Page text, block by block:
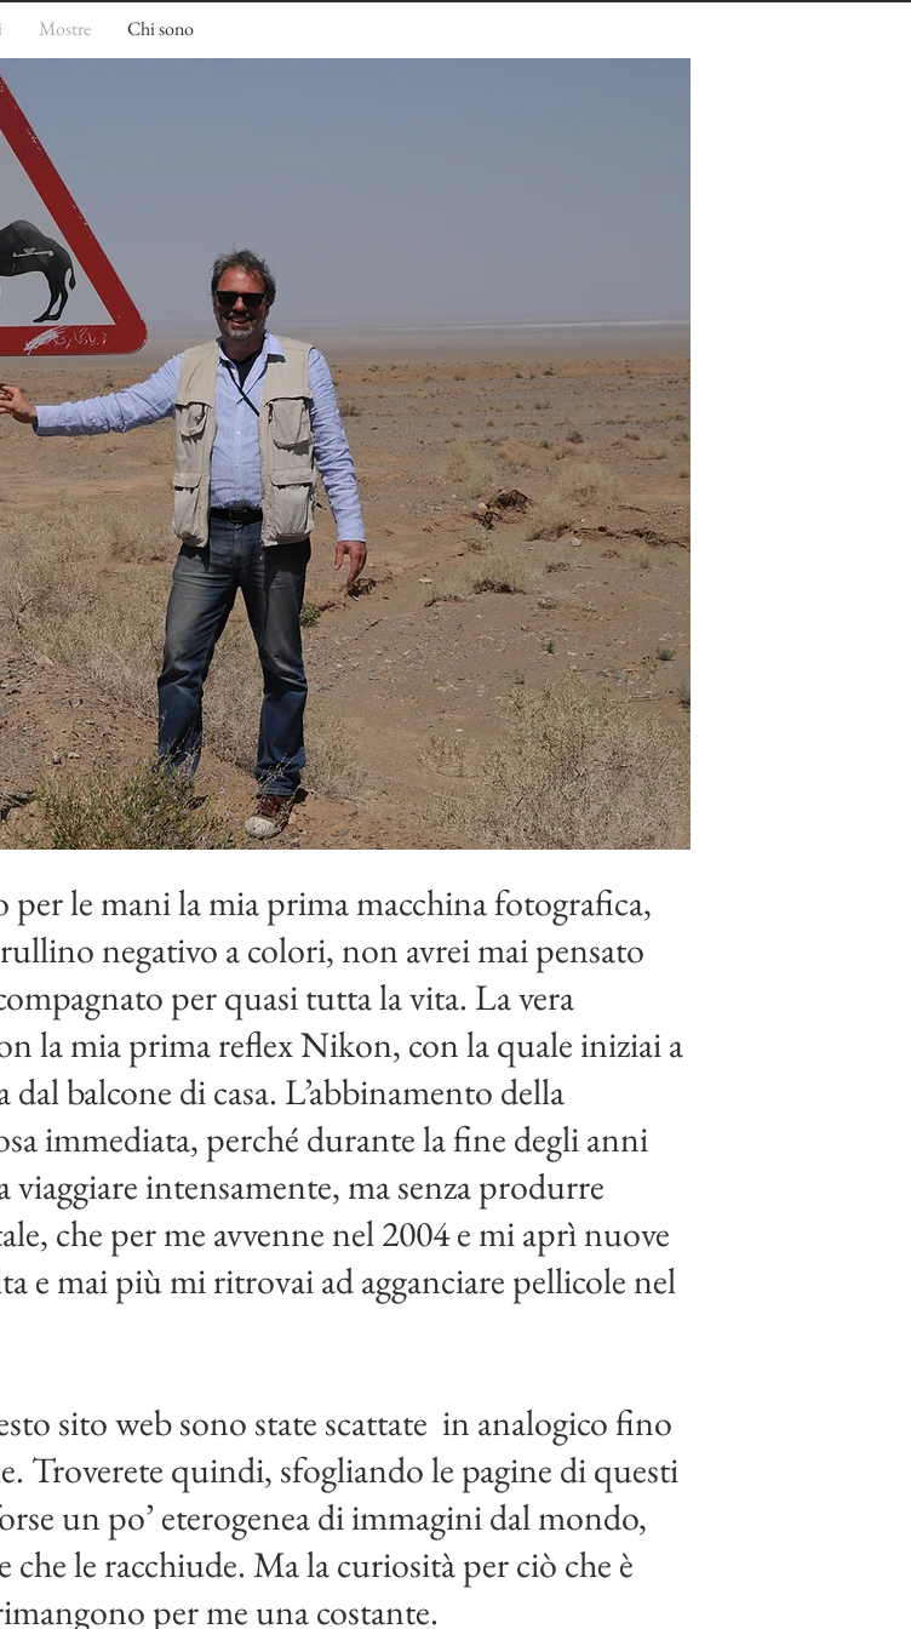
Mostre Chi sono
le mani la mia prima macchina fotografica,
negativo a colori, non avrei mai pensato
per quasi tutta la vita. La vera
la mia prima reflex Nikon, con la quale iniziai a
balcone di casa. L’abbinamento della
immediata, perché durante la fine degli anni
viaggiare intensamente, ma senza produrre
che per me avvenne nel 2004 e mi aprì nuove
e mai più mi ritrovai ad agganciare pellicole nel
sito web sono state scattate in analogico fino
Troverete quindi, sfogliando le pagine di questi
un po’ eterogenea di immagini dal mondo,
le racchiude. Ma la curiosità per ciò che è
per me una costante.